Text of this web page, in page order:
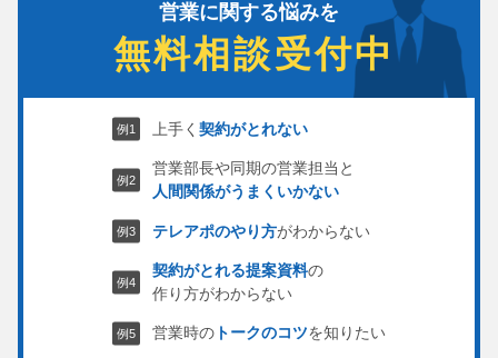
営業に関する悩みを
無料相談受付中
上手く契約がとれない
営業部長や同期の営業担当と
人間関係がうまくいかない
テレアポのやり方がわからない
契約がとれる提案資料の
作り方がわからない
営業時の トークのコツを知りたい